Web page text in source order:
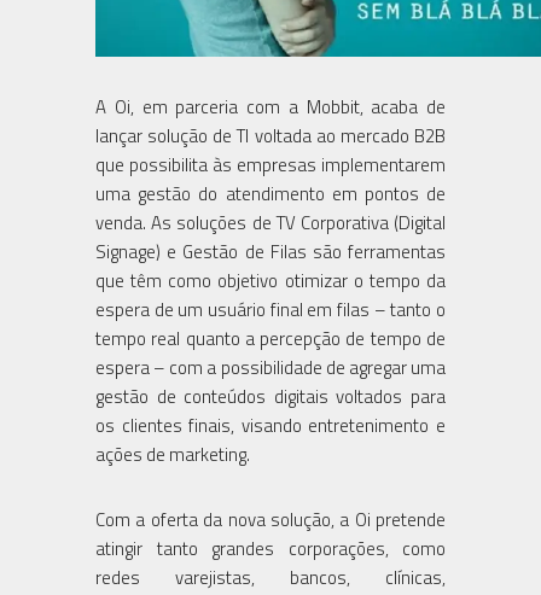
A Oi, em parceria com a Mobbit, acaba de
lançar solução de TI voltada ao mercado B2B
que possibilita às empresas implementarem
uma gestão do atendimento em pontos de
venda. As soluções de TV Corporativa (Digital
Signage) e Gestão de Filas são ferramentas
que têm como objetivo otimizar o tempo da
espera de um usuário final em filas – tanto o
tempo real quanto a percepção de tempo de
espera – com a possibilidade de agregar uma
gestão de conteúdos digitais voltados para
os clientes finais, visando entretenimento e
ações de marketing.
Com a oferta da nova solução, a Oi pretende
atingir tanto grandes corporações, como
redes varejistas, bancos, clínicas,